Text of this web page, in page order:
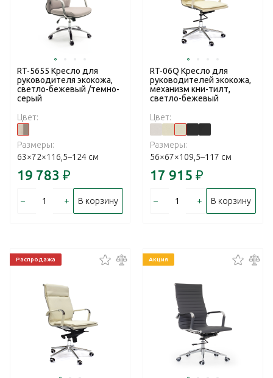
RT-5655 Кресло для
руководителя экокожа,
светло-бежевый /темно-
серый
Цвет:
Размеры:
63×72×116,5–124 см
19 783 ₽
– + В корзину
RT-06Q Кресло для
руководителей экокожа,
механизм кни-тилт,
светло-бежевый
Цвет:
Размеры:
56×67×109,5–117 см
17 915 ₽
– + В корзину
Распродажа Акция